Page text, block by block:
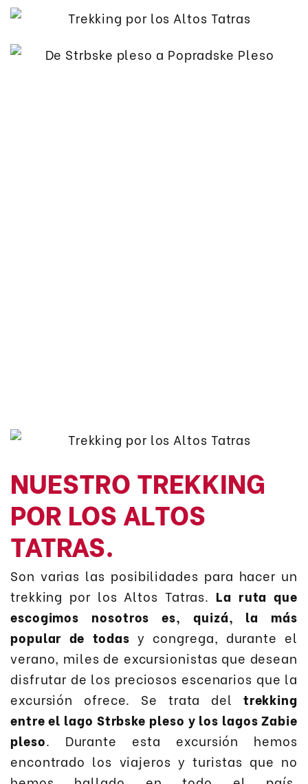
NUESTRO TREKKING
POR LOS ALTOS
TATRAS.
Son varias las posibilidades para hacer un
trekking por los Altos Tatras. La ruta que
escogimos nosotros es, quizá, la más
popular de todas y congrega, durante el
verano, miles de excursionistas que desean
disfrutar de los preciosos escenarios que la
excursión ofrece. Se trata del trekking
entre el lago Strbske pleso y los lagos Zabie
pleso. Durante esta excursión hemos
encontrado los viajeros y turistas que no